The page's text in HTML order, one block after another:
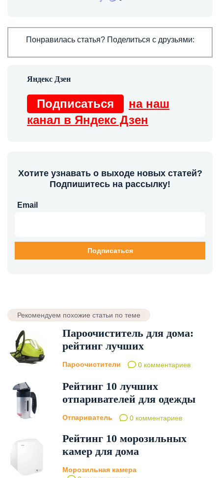
Понравилась статья? Поделиться с друзьями:
Подписаться
на наш
канал в Яндекс Дзен
Хотите узнавать о выходе новых статей?
Подпишитесь на рассылку!
Email
Рекомендуем похожие статьи по теме
Пароочиститель для дома:
рейтинг лучших
Пароочистители 0 комментариев
Рейтинг 10 лучших
отпаривателей для одежды
Отпариватель 0 комментариев
Рейтинг 10 морозильных
камер для дома
Морозильная камера